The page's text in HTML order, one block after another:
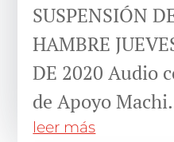
SUSPENSIÓN
HAMBRE
DE 2020 Audio
de Apoyo
leer más